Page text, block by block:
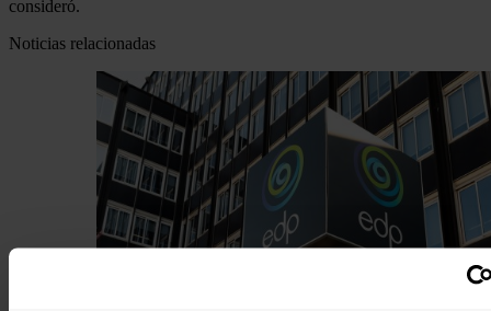
consideró.
Noticias relacionadas